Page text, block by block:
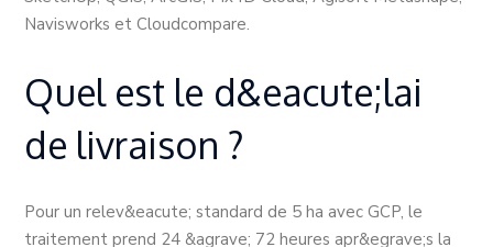
Navisworks et Cloudcompare.
Quel est le d&eacute;lai
de livraison ?
Pour un relev&eacute; standard de 5 ha avec GCP, le
traitement prend 24 &agrave; 72 heures apr&egrave;s la